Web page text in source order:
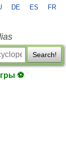
DE ES FR
Search!
⚽